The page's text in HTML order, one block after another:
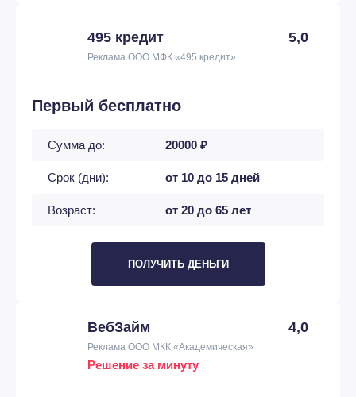
495 кредит 5,0
Реклама ООО МФК «495 кредит»
Первый бесплатно
Сумма до: 20000 ₽
Срок (дни): от 10 до 15 дней
Возраст: от 20 до 65 лет
ПОЛУЧИТЬ ДЕНЬГИ
ВебЗайм 4,0
Реклама ООО МКК «Академическая»
Решение за минуту